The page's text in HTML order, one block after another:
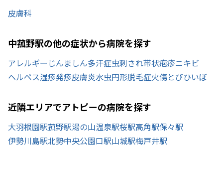
皮膚科
中菰野駅の他の症状から病院を探す
アレルギー じんましん多汗症虫刺され帯状疱疹ニキビ
ヘルペス湿疹発疹皮膚炎水虫円形脱毛症火傷とびひいぼ
近隣エリアでアトピーの病院を探す
大羽根園駅菰野駅湯の山温泉駅桜駅高角駅保々駅
伊勢川島駅北勢中央公園口駅山城駅梅戸井駅